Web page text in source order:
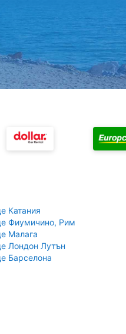
Катания
Фиумичино, Рим
Малага
Лондон Лутън
Барселона